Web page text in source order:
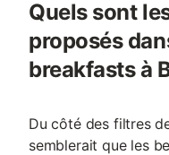
Quels sont
proposés
breakfasts à
Du côté des filtres
semblerait que les